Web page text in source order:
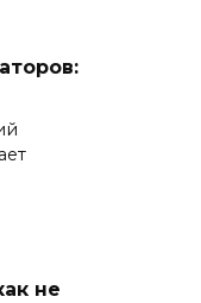
не